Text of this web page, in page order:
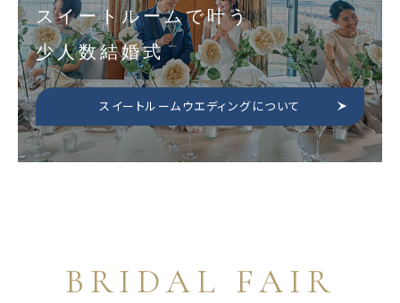
スイートルームで叶う
少人数結婚式
スイートルームウエディングについて
BRIDAL FAIR